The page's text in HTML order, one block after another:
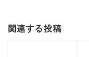
関連する投稿